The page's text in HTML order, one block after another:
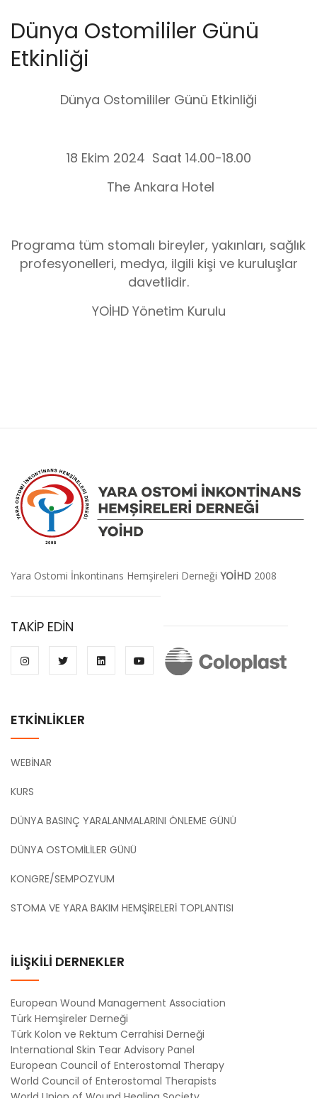
Dünya Ostomililer Günü
Etkinliği
Dünya Ostomililer Günü Etkinliği
18 Ekim 2024 Saat 14.00-18.00
The Ankara Hotel
Programa tüm stomalı bireyler, yakınları, sağlık
profesyonelleri, medya, ilgili kişi ve kuruluşlar
davetlidir.
YOİHD Yönetim Kurulu
Yara Ostomi İnkontinans Hemşireleri Derneği YOİHD 2008
TAKİP EDİN
ETKİNLİKLER
WEBİNAR
KURS
DÜNYA BASINÇ YARALANMALARINI ÖNLEME GÜNÜ
DÜNYA OSTOMİLİLER GÜNÜ
KONGRE/SEMPOZYUM
STOMA VE YARA BAKIM HEMŞİRELERİ TOPLANTISI
İLİŞKİLİ DERNEKLER
European Wound Management Association
Türk Hemşireler Derneği
Türk Kolon ve Rektum Cerrahisi Derneği
International Skin Tear Advisory Panel
European Council of Enterostomal Therapy
World Council of Enterostomal Therapists